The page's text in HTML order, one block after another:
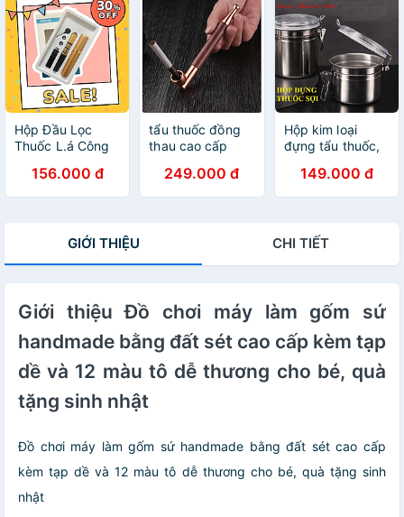
Hộp Đầu Lọc
Thuốc L.á Công
Bản, Đầu Lọc Đa
Năng Dùng
Vừa & Nhỏ. Sử
156.000 đ
tẩu thuốc đồng
thau cao cấp
sợi và diếu đều
được
249.000 đ
Hộp kim loại
đựng tẩu thuốc,
Thành Nhi
STN7474
149.000 đ
GIỚI THIỆU CHI TIẾT
Giới thiệu Đồ chơi máy làm gốm sứ
handmade bằng đất sét cao cấp kèm tạp
dề và 12 màu tô dễ thương cho bé, quà
tặng sinh nhật
Đồ chơi máy làm gốm sứ handmade bằng đất sét cao cấp
kèm tạp dề và 12 màu tô dễ thương cho bé, quà tặng sinh
nhật